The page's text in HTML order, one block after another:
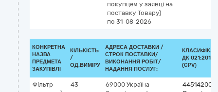
покупцем у заявці на
поставку Товару)
по 31-08-2026
КОНКРЕТНА
НАЗВА
ПРЕДМЕТА
ЗАКУПІВЛІ
КІЛЬКІСТЬ
/
ОД.ВИМІРУ
АДРЕСА ДОСТАВКИ /
СТРОК ПОСТАВКИ/
ВИКОНАННЯ РОБІТ/
НАДАННЯ ПОСЛУГ:
ДК 021:2015
(CPV)
Фільтр
43
69000 Україна
44514200-